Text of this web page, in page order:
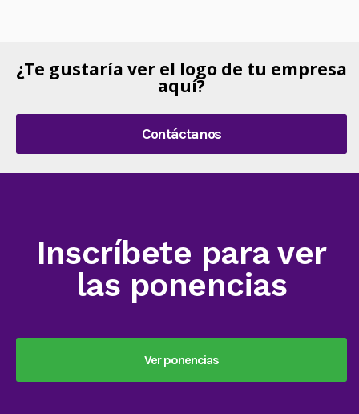
¿Te gustaría ver el logo de tu empresa
aquí?
Contáctanos
Inscríbete para ver
las ponencias
Ver ponencias